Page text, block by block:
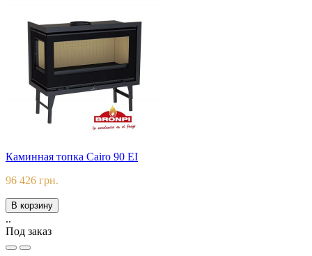
Каминная топка Cairo 90 EI
96 426 грн.
В корзину
..
Под заказ